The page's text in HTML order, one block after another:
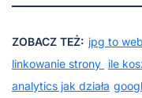
ZOBACZ TEŻ: jpg to
linkowanie strony ile
analytics jak działa